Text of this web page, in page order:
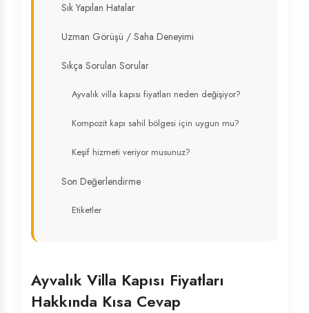
Sık Yapılan Hatalar
Uzman Görüşü / Saha Deneyimi
Sıkça Sorulan Sorular
Ayvalık villa kapısı fiyatları neden değişiyor?
Kompozit kapı sahil bölgesi için uygun mu?
Keşif hizmeti veriyor musunuz?
Son Değerlendirme
Etiketler
Ayvalık Villa Kapısı Fiyatları
Hakkında Kısa Cevap